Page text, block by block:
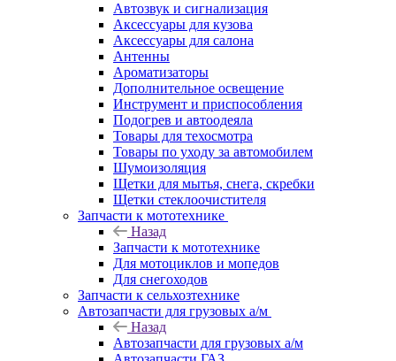
Автозвук и сигнализация
Аксессуары для кузова
Аксессуары для салона
Антенны
Ароматизаторы
Дополнительное освещение
Инструмент и приспособления
Подогрев и автоодеяла
Товары для техосмотра
Товары по уходу за автомобилем
Шумоизоляция
Щетки для мытья, снега, скребки
Щетки стеклоочистителя
Запчасти к мототехнике
Назад
Запчасти к мототехнике
Для мотоциклов и мопедов
Для снегоходов
Запчасти к сельхозтехнике
Автозапчасти для грузовых а/м
Назад
Автозапчасти для грузовых а/м